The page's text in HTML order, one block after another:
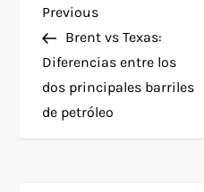
P
o
s
Previous
Post
Previous
Brent vs Texas:
Diferencias entre los
dos principales barriles
de petróleo